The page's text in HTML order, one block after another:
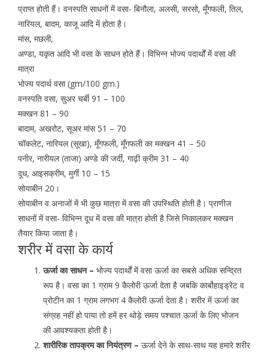
प्राप्त होती हैं। वनस्पति साधनों में वसा- बिनौला, अलसी, सरसो, मूँगफली, तिल,
नारियल, बादम, काजू आदि में होता है।
मांस, मछली,
अण्डा, यकृत आदि भी वसा के साधन होते हैं। विभिन्न भोज्य पदार्थों में वसा की
मात्रा
भोज्य पदार्थ वसा (gm/100 gm.)
वनस्पति वसा, सुअर चर्बी 91 – 100
मक्खन 81 – 90
बादाम, अखरोट, सूअर मांस 51 – 70
चॉकलेट, नारियल (सूखा), मूँगफली, मूँगफली का मक्खन 41 – 50
पनीर, नारीयल (ताजा) अण्डे की जर्दी, गाढ़ी क्रीम 31 – 40
दूध, आइसक्रीम, मुर्गी 10 – 15
सोयाबीन 20।
सोयाबीन व अनाजों में भी कुछ मात्रा में वसा की उपस्थिति होती है। प्राणीज
साधनों में वसा- विभिन्न दूध में वसा की मात्रा होती है जिसे निकालकर मक्खन
तैयार किया जाता है।
शरीर में वसा के कार्य
ऊर्जा का साधन – भोज्य पदार्थों में वसा ऊर्जा का सबसे अधिक सन्द्रित
रूप है। वसा का 1 ग्राम 9 कैलोरी ऊर्जा देता है जबकि कार्बोहाइड्रेट व
प्रोटीन का 1 ग्राम लगभग 4 कैलोरी ऊर्जा देता है। शरीर में ऊर्जा का
संग्रह नहीं हो पाया तो हमें हर थोड़े समय पश्चात ऊर्जा के लिए भोजन
की आवश्यकता होती है।
शारीरिक तापक्रम का नियंत्रण – ऊर्जा देने के साथ-साथ यह हमारे शरीर